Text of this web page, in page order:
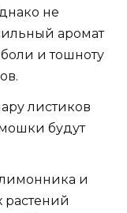
не
аромат
и тошноту
листиков
будут
и
растений